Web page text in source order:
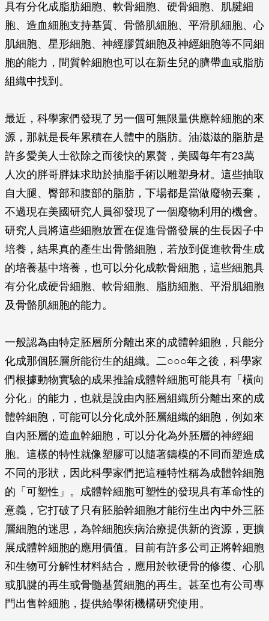
具有分化成脂肪細胞、軟骨細胞、硬骨細胞、肌腱細
胞、造血細胞支持基質、骨骼肌細胞、平滑肌細胞、心
肌細胞、星形細胞、神經膠質細胞及神經細胞等不同細
胞的能力，間質幹細胞也可以在新生兒的臍帶血或脂肪
組織中找到。
最近，科學家們發現了另一個可無限量供應幹細胞的來
源，那就是長年累積在人體中的脂肪。油滋滋的脂肪是
許多愛美人士欲除之而後快的累贅，美國每年有23萬
人次的胖哥胖妹求助於抽脂手術以雕塑身材。這些抽取
自大腿、臀部和腹部的脂肪，下場都是當做廢物丟棄，
不過現在美國研究人員卻發現了一個廢物利用的機會。
研究人員將這些細胞放置在促進骨骼發展的生長因子中
培養，結果真的產生出骨骼細胞，若放到促進軟骨生成
的培養基中培養，也可以分化成軟骨細胞，這些細胞具
有分化成硬骨細胞、軟骨細胞、脂肪細胞、平滑肌細胞
及骨骼肌細胞的能力。
一般認為由特定胚層所分離出來的成體幹細胞，只能分
化成那個胚層所能衍生的組織。二○○○年之後，科學家
們根據動物實驗的成果推論成體幹細胞可能具有「橫向
分化」的能力，也就是說由內胚層組織所分離出來的成
體幹細胞，可能可以分化成外胚層組織的細胞，例如來
自內胚層的造血幹細胞，可以分化為外胚層的神經細
胞。這樣的特性就像塑膠可以隨著鑄模的不同而塑造成
不同的形狀，因此科學家們把這種特性稱為成體幹細胞
的「可塑性」。成體幹細胞可塑性的發現具有革命性的
意義，它打破了只有胚胎幹細胞才能衍生出內中外三胚
層細胞的迷思，為幹細胞疾病治療提供新的資源，更擴
展成體幹細胞的應用價值。目前有許多公司正將幹細胞
和生物可分解性材料結合，應用於軟硬骨的修復、心肌
或肌腱的再生或骨髓基質細胞的再生。甚至也有公司專
門出售幹細胞，提供給學術機構研究使用。